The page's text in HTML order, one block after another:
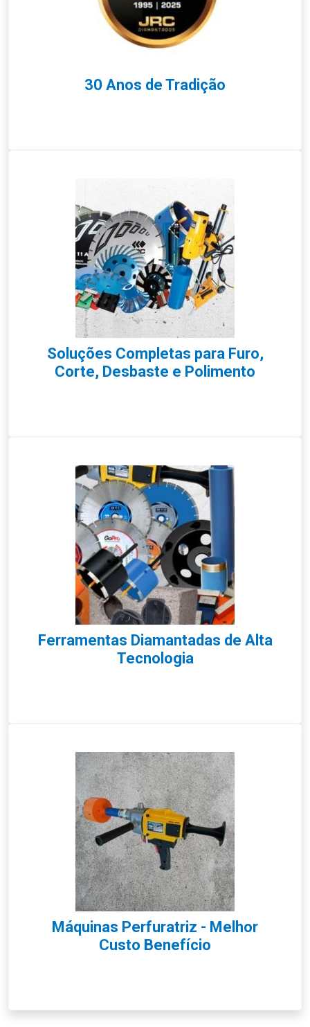
30 Anos de Tradição
Soluções Completas para Furo,
Corte, Desbaste e Polimento
Ferramentas Diamantadas de Alta
Tecnologia
Máquinas Perfuratriz - Melhor
Custo Benefício